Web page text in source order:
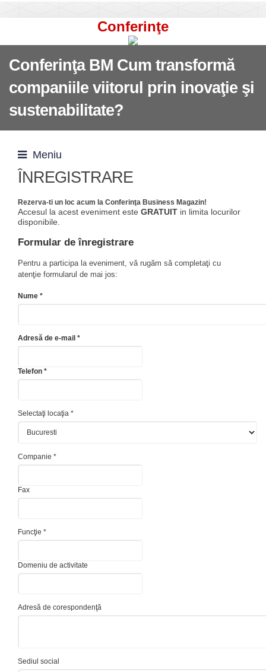
Conferinţe
Conferinţa BM Cum transformă
companiile viitorul prin inovaţie şi
sustenabilitate?
Meniu
ÎNREGISTRARE
Rezerva-ti un loc acum la Conferinţa Business Magazin!
Accesul la acest eveniment este GRATUIT in limita locurilor
disponibile.
Formular de înregistrare
Pentru a participa la eveniment, vă rugăm să completaţi cu
atenţie formularul de mai jos:
Nume *
Adresă de e-mail *
Telefon *
Selectaţi locaţia *
Companie *
Fax
Funcţie *
Domeniu de activitate
Adresă de corespondenţă
Sediul social